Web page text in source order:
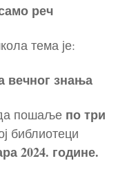
реч
тема је:
вечног знања
пошаље по три
библиотеци
2024. године.